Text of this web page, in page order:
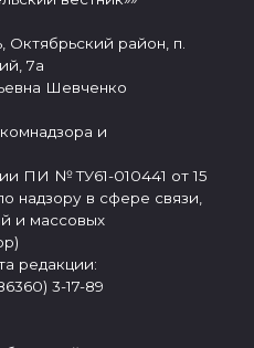
Октябрьский район, п.
7а
Шевченко
и
ПИ № ТУ61-010441 от 15
надзору в сфере связи,
и массовых
редакции:
3-17-89